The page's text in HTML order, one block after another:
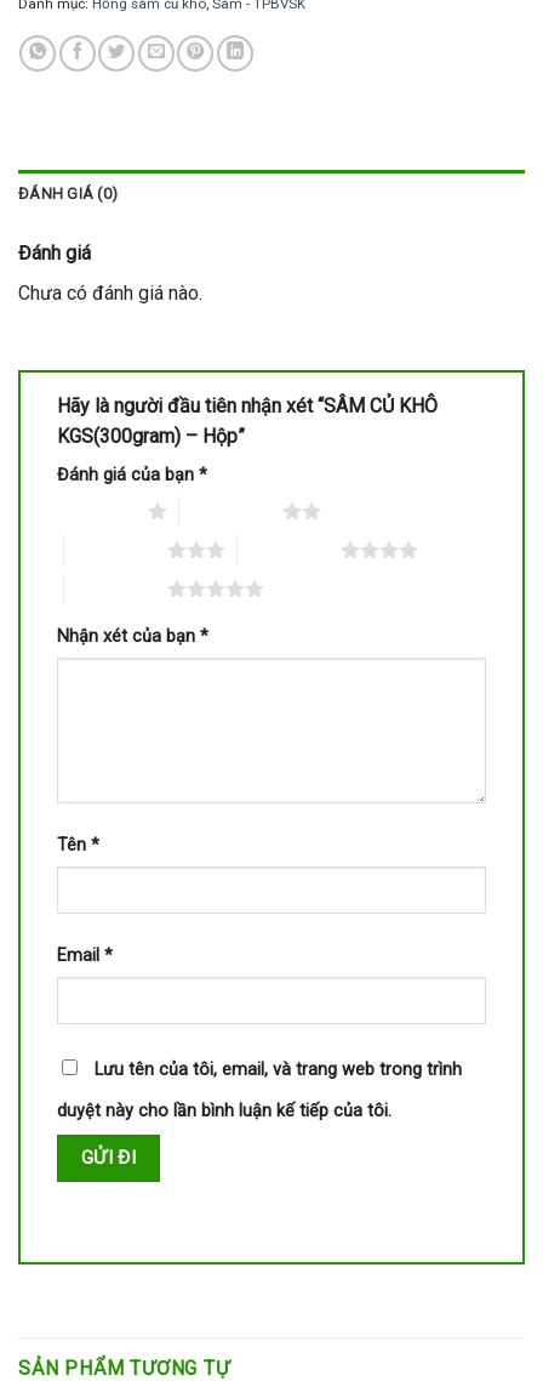
Danh mục: Hồng sâm củ khô, Sâm - TPBVSK
ĐÁNH GIÁ (0)
Đánh giá
Chưa có đánh giá nào.
Hãy là người đầu tiên nhận xét “SÂM CỦ KHÔ
KGS(300gram) – Hộp”
Đánh giá của bạn *
Nhận xét của bạn *
Tên *
Email *
Lưu tên của tôi, email, và trang web trong trình
duyệt này cho lần bình luận kế tiếp của tôi.
SẢN PHẨM TƯƠNG TỰ